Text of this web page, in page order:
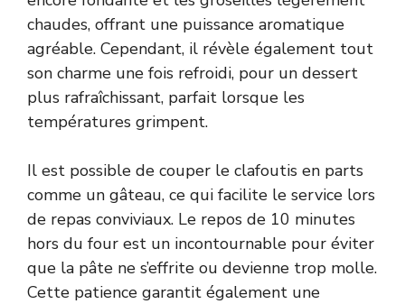
chaudes, offrant une puissance aromatique
agréable. Cependant, il révèle également tout
son charme une fois refroidi, pour un dessert
plus rafraîchissant, parfait lorsque les
températures grimpent.
Il est possible de couper le clafoutis en parts
comme un gâteau, ce qui facilite le service lors
de repas conviviaux. Le repos de 10 minutes
hors du four est un incontournable pour éviter
que la pâte ne s’effrite ou devienne trop molle.
Cette patience garantit également une